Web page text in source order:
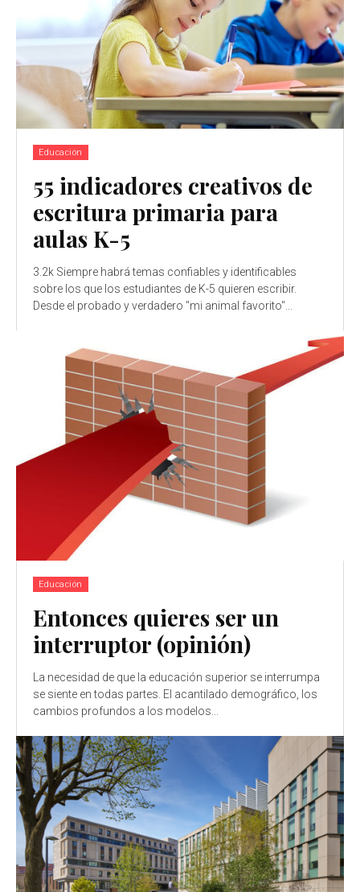
Educación
55 indicadores creativos de
escritura primaria para
aulas K-5
3.2k Siempre habrá temas confiables y identificables
sobre los que los estudiantes de K-5 quieren escribir.
Desde el probado y verdadero "mi animal favorito"...
Educación
Entonces quieres ser un
interruptor (opinión)
La necesidad de que la educación superior se interrumpa
se siente en todas partes. El acantilado demográfico, los
cambios profundos a los modelos...